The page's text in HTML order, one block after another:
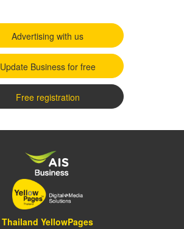
Advertising with us
Update Business for free
Free registration
Thailand YellowPages